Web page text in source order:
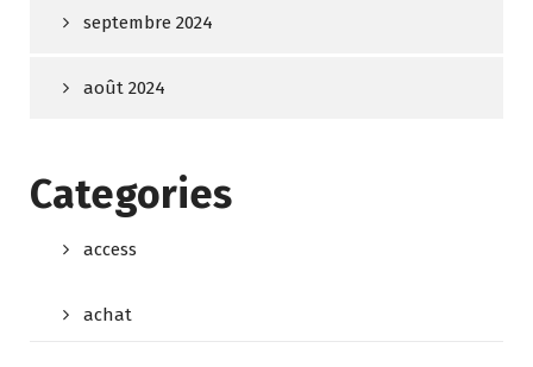
septembre 2024
août 2024
Categories
access
achat